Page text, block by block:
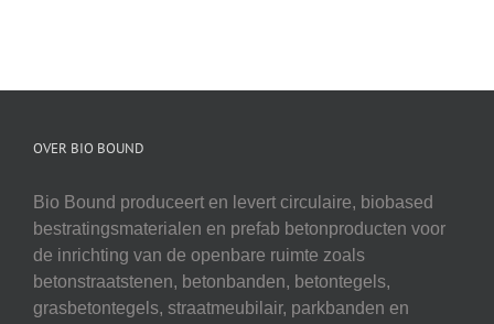
OVER BIO BOUND
Bio Bound produceert en levert circulaire, biobased
bestratingsmaterialen en prefab betonproducten voor
de inrichting van de openbare ruimte zoals
betonstraatstenen, betonbanden, betontegels,
grasbetontegels, straatmeubilair, parkbanden en